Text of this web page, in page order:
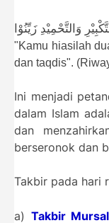
زَيِّنُوْا وَالتَّحْمِيْدِ
"Kamu hiasilah
dan taqdis".
Ini menjadi
dalam Islam
dan
berseronok dan
Takbir pada hari
a) Takbir